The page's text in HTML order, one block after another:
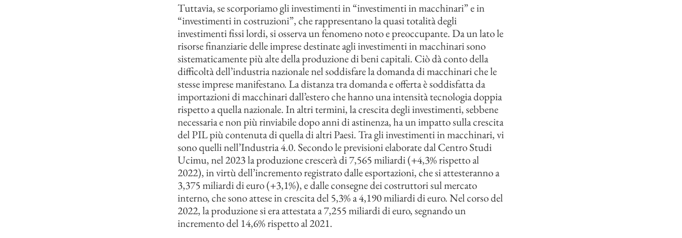
Tuttavia, se scorporiamo gli investimenti in “investimenti in macchinari” e in
“investimenti in costruzioni”, che rappresentano la quasi totalità degli
investimenti fissi lordi, si osserva un fenomeno noto e preoccupante. Da un lato le
risorse finanziarie delle imprese destinate agli investimenti in macchinari sono
sistematicamente più alte della produzione di beni capitali. Ciò dà conto della
difficoltà dell’industria nazionale nel soddisfare la domanda di macchinari che le
stesse imprese manifestano. La distanza tra domanda e offerta è soddisfatta da
importazioni di macchinari dall’estero che hanno una intensità tecnologia doppia
rispetto a quella nazionale. In altri termini, la crescita degli investimenti, sebbene
necessaria e non più rinviabile dopo anni di astinenza, ha un impatto sulla crescita
del PIL più contenuta di quella di altri Paesi. Tra gli investimenti in macchinari, vi
sono quelli nell’Industria 4.0. Secondo le previsioni elaborate dal Centro Studi
Ucimu, nel 2023 la produzione crescerà di 7,565 miliardi (+4,3% rispetto al
2022), in virtù dell’incremento registrato dalle esportazioni, che si attesteranno a
3,375 miliardi di euro (+3,1%), e dalle consegne dei costruttori sul mercato
interno, che sono attese in crescita del 5,3% a 4,190 miliardi di euro. Nel corso del
2022, la produzione si era attestata a 7,255 miliardi di euro, segnando un
incremento del 14,6% rispetto al 2021.